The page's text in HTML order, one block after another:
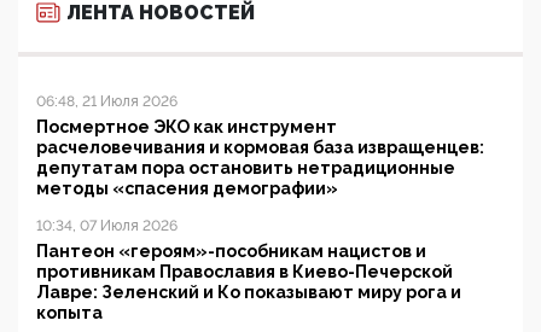
ЛЕНТА НОВОСТЕЙ
06:48, 21 Июля 2026
Посмертное ЭКО как инструмент
расчеловечивания и кормовая база извращенцев:
депутатам пора остановить нетрадиционные
методы «спасения демографии»
10:34, 07 Июля 2026
Пантеон «героям»-пособникам нацистов и
противникам Православия в Киево-Печерской
Лавре: Зеленский и Ко показывают миру рога и
копыта